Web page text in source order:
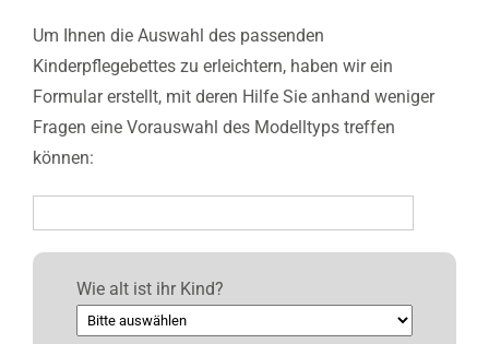
Um Ihnen die Auswahl des passenden
Kinderpflegebettes zu erleichtern, haben wir ein
Formular erstellt, mit deren Hilfe Sie anhand weniger
Fragen eine Vorauswahl des Modelltyps treffen
können:
Wie alt ist ihr Kind?